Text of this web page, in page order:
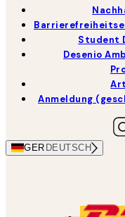
Student
Desenio
Anmeldung
GER DEUTSCH